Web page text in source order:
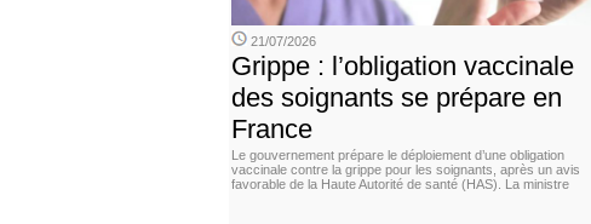
21/07/2026
Grippe : l’obligation vaccinale
des soignants se prépare en
France
Le gouvernement prépare le déploiement d’une obligation
vaccinale contre la grippe pour les soignants, après un avis
favorable de la Haute Autorité de santé (HAS). La ministre